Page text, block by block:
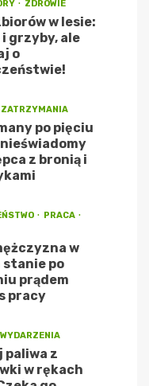
ZDROWIE
w lesie:
grzyby, ale
o
ZATRZYMANIA
po pięciu
z bronią i
PRACA
w
stanie po
prądem
pracy
WYDARZENIA
paliwa z
w rękach